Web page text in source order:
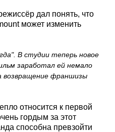
дал понять, что
может изменить
В студии теперь новое
заработал ей немало
франшизы
относится к первой
гордым за этот
способна превзойти